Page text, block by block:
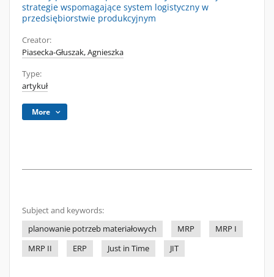
strategie wspomagające system logistyczny w
przedsiębiorstwie produkcyjnym
Creator:
Piasecka-Głuszak, Agnieszka
Type:
artykuł
More
Subject and keywords:
planowanie potrzeb materiałowych
MRP
MRP I
MRP II
ERP Just in Time JIT